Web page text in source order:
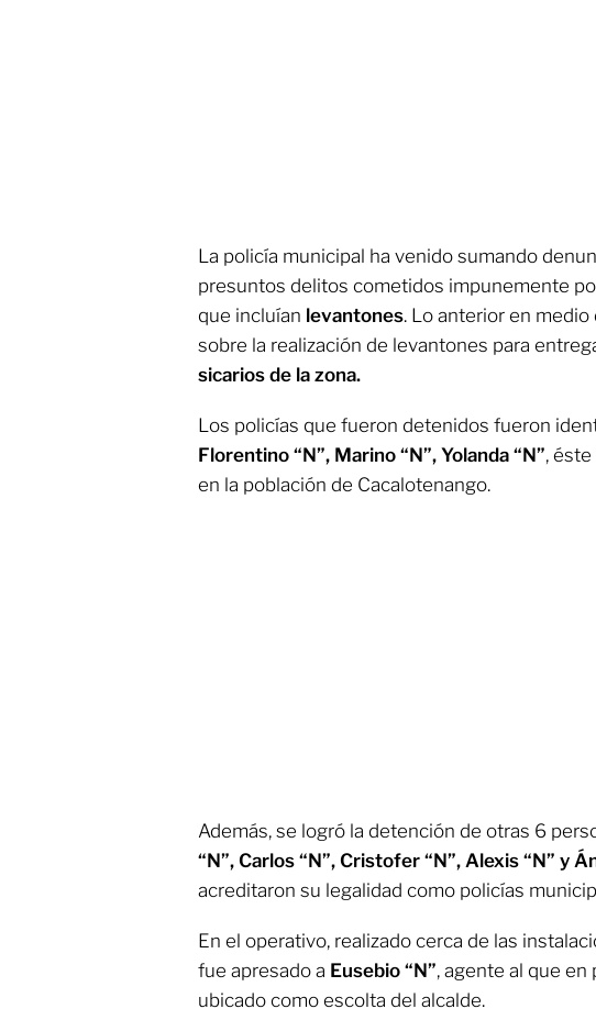
La policía municipal ha venido sumando
presuntos delitos cometidos impunemente
que incluían levantones. Lo anterior en
sobre la realización de levantones para
sicarios de la zona.
Los policías que fueron detenidos fueron
Florentino “N”, Marino “N”, Yolanda “N”,
en la población de Cacalotenango.
Además, se logró la detención de otras 6
“N”, Carlos “N”, Cristofer “N”, Alexis “N” y
acreditaron su legalidad como policías
En el operativo, realizado cerca de las
fue apresado a Eusebio “N”, agente al que en
ubicado como escolta del alcalde.